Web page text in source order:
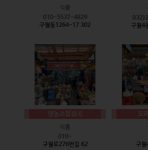
식품
010-5537-4829
구월동1264-17 302
구월4
영농조합잡곡
식품
010-
구월로276번길 62
모
구